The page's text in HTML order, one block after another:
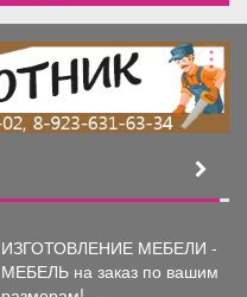
ИЗГОТОВЛЕНИЕ МЕБЕЛИ -
МЕБЕЛЬ на заказ по вашим